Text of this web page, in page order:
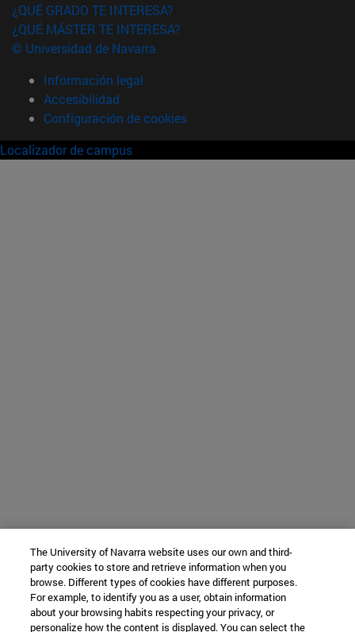
¿QUÉ GRADO TE INTERESA?
¿QUÉ MÁSTER TE INTERESA?
© Universidad de Navarra
Información legal
Accesibilidad
Configuración de cookies
Localizador de campus
The University of Navarra website uses our own and third-
party cookies to store and retrieve information when you
browse. Different types of cookies have different purposes.
For example, to identify you as a user, obtain information
about your browsing habits respecting your privacy, or
personalize how the content is displayed. You can select the